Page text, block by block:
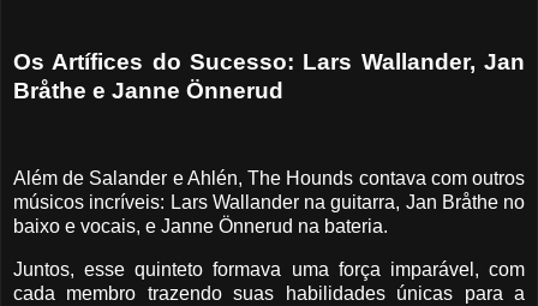
Os Artífices do Sucesso: Lars Wallander, Jan
Bråthe e Janne Önnerud
Além de Salander e Ahlén, The Hounds contava com outros
músicos incríveis: Lars Wallander na guitarra, Jan Bråthe no
baixo e vocais, e Janne Önnerud na bateria.
Juntos, esse quinteto formava uma força imparável, com
cada membro trazendo suas habilidades únicas para a